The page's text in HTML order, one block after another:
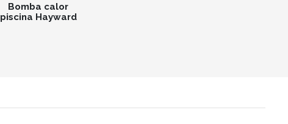
Bomba calor
piscina Hayward